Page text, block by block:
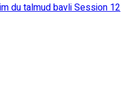
du talmud bavli Session 12